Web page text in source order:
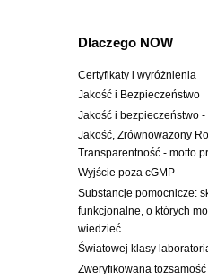
Dlaczego NOW
Certyfikaty i wyróżnienia
Jakość i Bezpieczeństwo
Jakość i bezpieczeństwo -
Jakość, Zrównoważony
Transparentność - motto
Wyjście poza cGMP
Substancje pomocnicze:
funkcjonalne, o których
wiedzieć.
Światowej klasy
Zweryfikowana